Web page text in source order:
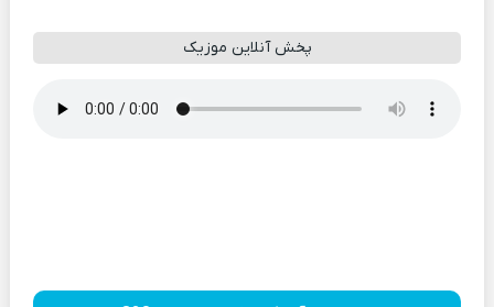
پخش آنلاین موزیک